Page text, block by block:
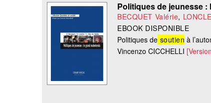
Politiques de jeunesse
BECQUET Valérie,
EBOOK DISPONIBLE
Politiques de soutien à
Vincenzo CICCHELLI